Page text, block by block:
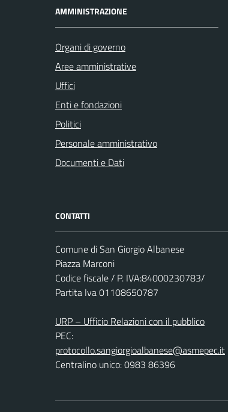
AMMINISTRAZIONE
Organi di governo
Aree amministrative
Uffici
Enti e fondazioni
Politici
Personale amministrativo
Documenti e Dati
CONTATTI
Comune di San Giorgio Albanese
Piazza Marconi
Codice fiscale / P. IVA:84000230783/
Partita Iva 01108650787
URP – Ufficio Relazioni con il pubblico
PEC:
protocollo.sangiorgioalbanese@asmepec.it
Centralino unico: 0983 86396